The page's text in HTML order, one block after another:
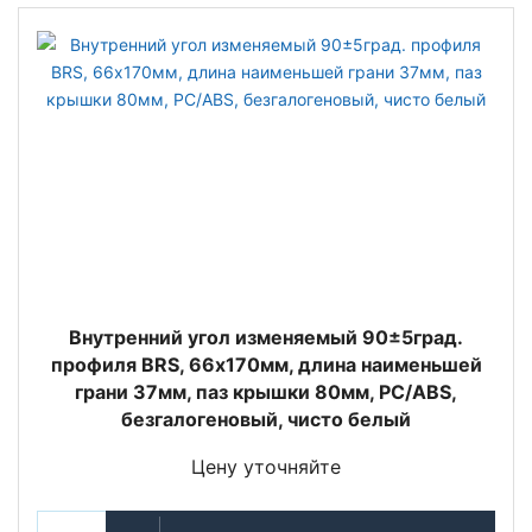
Внутренний угол изменяемый 90±5град.
профиля BRS, 66х170мм, длина наимeньшей
грани 37мм, паз крышки 80мм, PC/ABS,
безгалогеновый, чисто белый
Цену уточняйте